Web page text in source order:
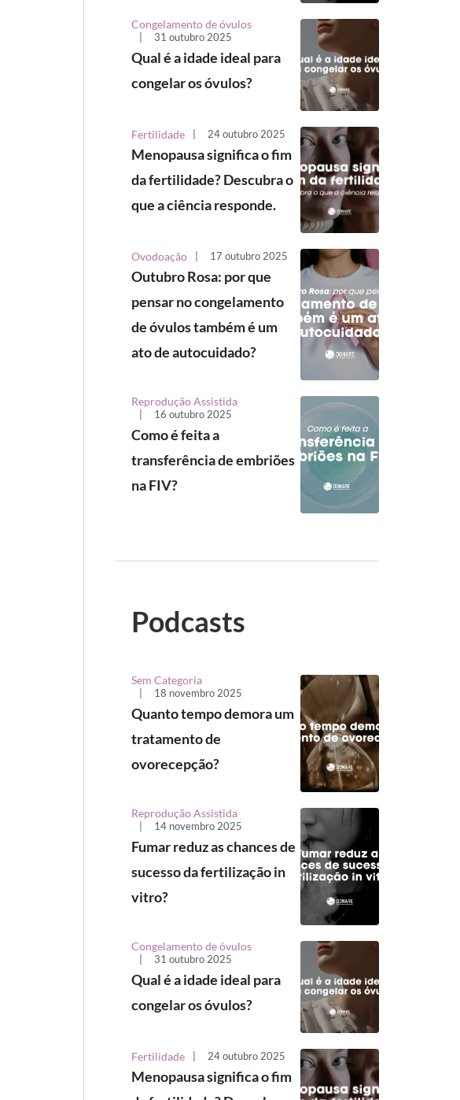
Congelamento de óvulos
31 outubro 2025
Qual é a idade ideal para
congelar os óvulos?
Fertilidade 24 outubro 2025
Menopausa significa o fim
da fertilidade? Descubra o
que a ciência responde.
Ovodoação 17 outubro 2025
Outubro Rosa: por que
pensar no congelamento
de óvulos também é um
ato de autocuidado?
Reprodução Assistida
16 outubro 2025
Como é feita a
transferência de embriões
na FIV?
Podcasts
Sem Categoria
18 novembro 2025
Quanto tempo demora um
tratamento de
ovorecepção?
Reprodução Assistida
14 novembro 2025
Fumar reduz as chances de
sucesso da fertilização in
vitro?
Congelamento de óvulos
31 outubro 2025
Qual é a idade ideal para
congelar os óvulos?
Fertilidade 24 outubro 2025
Menopausa significa o fim